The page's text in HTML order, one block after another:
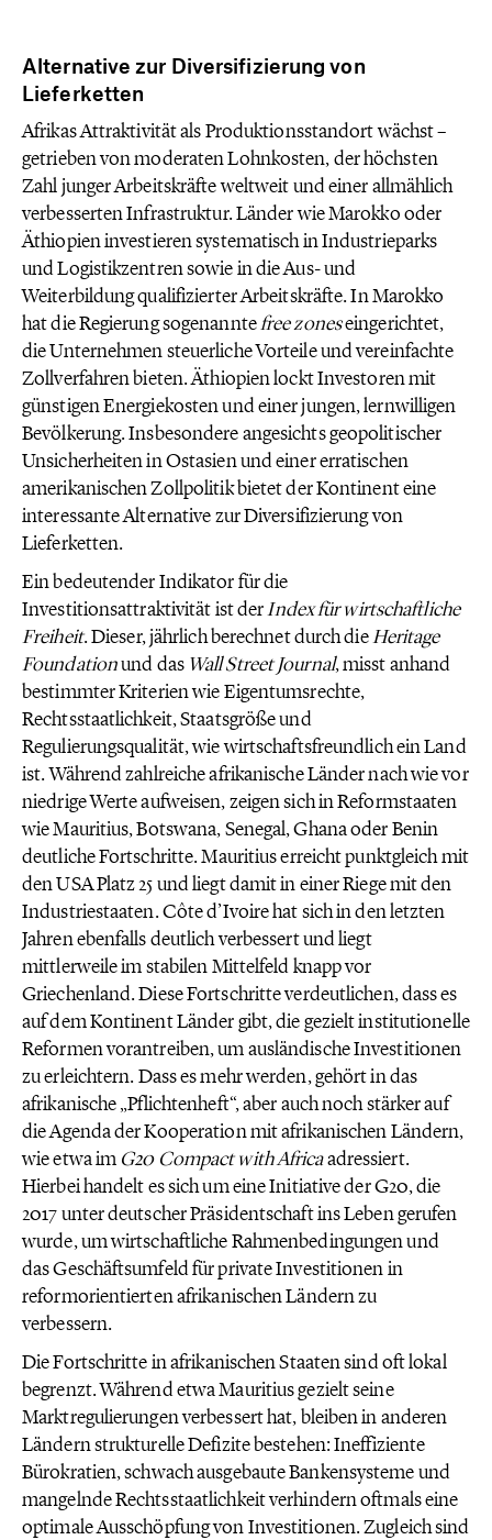
Alternative zur Diversifizierung von
Lieferketten
Afrikas Attraktivität als Produktionsstandort wächst –
getrieben von moderaten Lohnkosten, der höchsten
Zahl junger Arbeitskräfte weltweit und einer allmählich
verbesserten Infrastruktur. Länder wie Marokko oder
Äthiopien investieren systematisch in Industrieparks
und Logistikzentren sowie in die Aus- und
Weiterbildung qualifizierter Arbeitskräfte. In Marokko
hat die Regierung sogenanntefree zoneseingerichtet,
die Unternehmen steuerliche Vorteile und vereinfachte
Zollverfahren bieten. Äthiopien lockt Investoren mit
günstigen Energiekosten und einer jungen, lernwilligen
Bevölkerung. Insbesondere angesichts geopolitischer
Unsicherheiten in Ostasien und einer erratischen
amerikanischen Zollpolitik bietet der Kontinent eine
interessante Alternative zur Diversifizierung von
Lieferketten.
Ein bedeutender Indikator für die
Investitionsattraktivität ist derIndex für wirtschaftliche
Freiheit. Dieser, jährlich berechnet durch dieHeritage
Foundationund das Wall Street Journal, misst anhand
bestimmter Kriterien wie Eigentumsrechte,
Rechtsstaatlichkeit, Staatsgröße und
Regulierungsqualität, wie wirtschaftsfreundlich ein Land
ist. Während zahlreiche afrikanische Länder nach wie vor
niedrige Werte aufweisen, zeigen sich in Reformstaaten
wie Mauritius, Botswana, Senegal, Ghana oder Benin
deutliche Fortschritte. Mauritius erreicht punktgleich mit
den USA Platz 25 und liegt damit in einer Riege mit den
Industriestaaten. Côte d’Ivoire hat sich in den letzten
Jahren ebenfalls deutlich verbessert und liegt
mittlerweile im stabilen Mittelfeld knapp vor
Griechenland. Diese Fortschritte verdeutlichen, dass es
auf dem Kontinent Länder gibt, die gezielt institutionelle
Reformen vorantreiben, um ausländische Investitionen
zu erleichtern. Dass es mehr werden, gehört in das
afrikanische „Pflichtenheft“, aber auch noch stärker auf
die Agenda der Kooperation mit afrikanischen Ländern,
wie etwa im G20 Compact with Africaadressiert.
Hierbei handelt es sich um eine Initiative der G20, die
2017 unter deutscher Präsidentschaft ins Leben gerufen
wurde, um wirtschaftliche Rahmenbedingungen und
das Geschäftsumfeld für private Investitionen in
reformorientierten afrikanischen Ländern zu
verbessern.
Die Fortschritte in afrikanischen Staaten sind oft lokal
begrenzt. Während etwa Mauritius gezielt seine
Marktregulierungen verbessert hat, bleiben in anderen
Ländern strukturelle Defizite bestehen: Ineffiziente
Bürokratien, schwach ausgebaute Bankensysteme und
mangelnde Rechtsstaatlichkeit verhindern oftmals eine
optimale Ausschöpfung von Investitionen. Zugleich sind